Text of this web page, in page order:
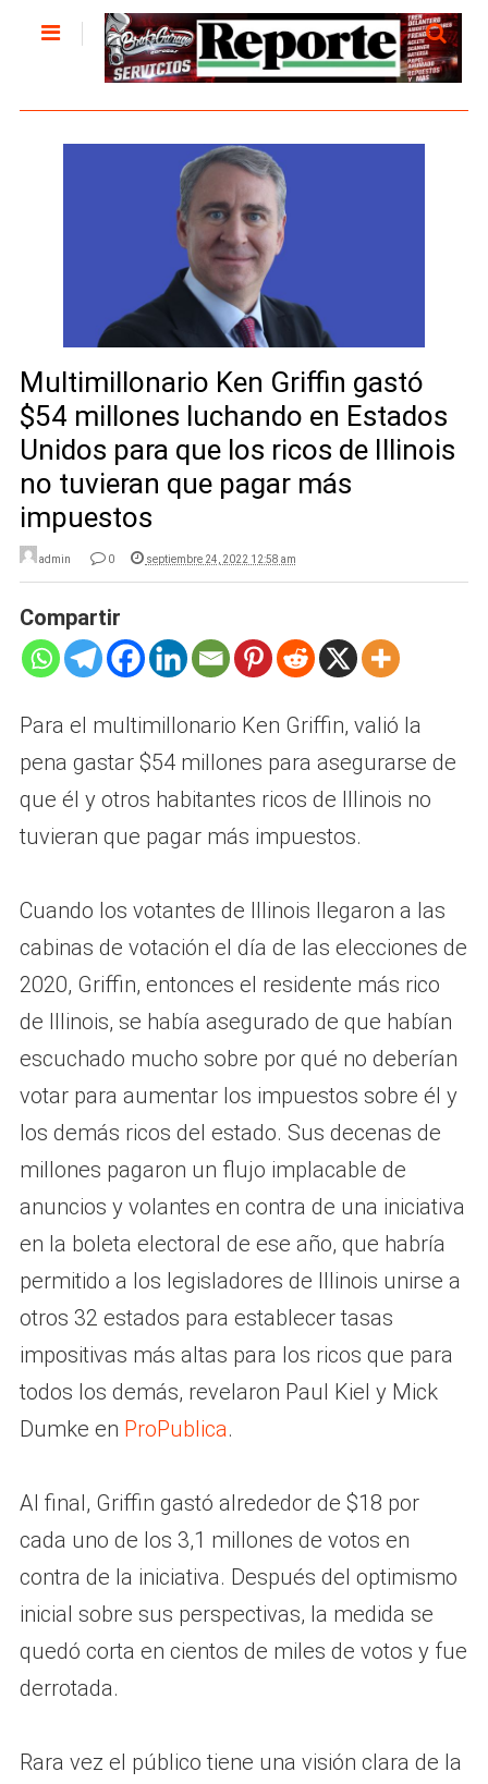
Multimillonario Ken Griffin gastó
$54 millones luchando en Estados
Unidos para que los ricos de Illinois
no tuvieran que pagar más
impuestos
admin 0 septiembre 24, 2022 12:58 am
Compartir
Para el multimillonario Ken Griffin, valió la
pena gastar $54 millones para asegurarse de
que él y otros habitantes ricos de Illinois no
tuvieran que pagar más impuestos.
Cuando los votantes de Illinois llegaron a las
cabinas de votación el día de las elecciones de
2020, Griffin, entonces el residente más rico
de Illinois, se había asegurado de que habían
escuchado mucho sobre por qué no deberían
votar para aumentar los impuestos sobre él y
los demás ricos del estado. Sus decenas de
millones pagaron un flujo implacable de
anuncios y volantes en contra de una iniciativa
en la boleta electoral de ese año, que habría
permitido a los legisladores de Illinois unirse a
otros 32 estados para establecer tasas
impositivas más altas para los ricos que para
todos los demás, revelaron Paul Kiel y Mick
Dumke en ProPublica.
Al final, Griffin gastó alrededor de $18 por
cada uno de los 3,1 millones de votos en
contra de la iniciativa. Después del optimismo
inicial sobre sus perspectivas, la medida se
quedó corta en cientos de miles de votos y fue
derrotada.
Rara vez el público tiene una visión clara de la